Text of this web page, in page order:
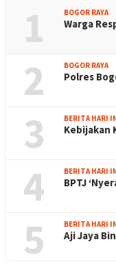
1 BOGOR RAYA
Warga
2 BOGOR RAYA
Polres
3 BERITA HARI
Kebijakan
4 BERITA HARI
BPTJ
5 BERITA HARI
Aji Jaya